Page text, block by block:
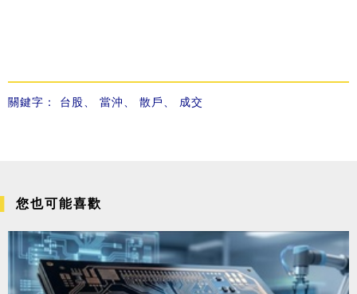
關鍵字： 台股 當沖 散戶 成交
您也可能喜歡